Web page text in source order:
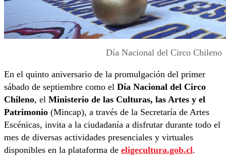
Día Nacional del Circo Chileno
En el quinto aniversario de la promulgación del primer
sábado de septiembre como el Día Nacional del Circo
Chileno, el Ministerio de las Culturas, las Artes y el
Patrimonio (Mincap), a través de la Secretaría de Artes
Escénicas, invita a la ciudadanía a disfrutar durante todo el
mes de diversas actividades presenciales y virtuales
disponibles en la plataforma de eligecultura.gob.cl.